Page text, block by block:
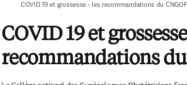
COVID 19 et grossesse - les recommandations du CNGOF
COVID 19 et
recommandations du